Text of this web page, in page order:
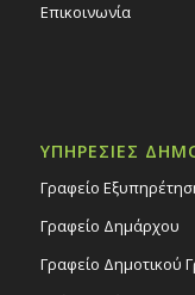
Επικοινωνία
ΥΠΗΡΕΣΙΕΣ
Γραφείο
Γραφείο Δημάρχου
Γραφείο Δημοτικού